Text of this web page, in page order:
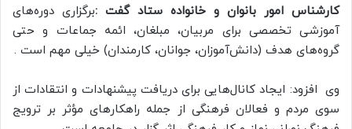
کارشناس امور بانوان و خانواده ستاد گفت :برگزاری دوره‌های
آموزشی تخصصی برای مربیان، مبلغان، ائمه جماعات و حتی
گروه‌های هدف (دانش‌آموزان، جوانان، کارمندان) خیلی مهم است .
وی افزود: ایجاد کانال‌هایی برای دریافت پیشنهادات و انتقادات از
سوی مردم و فعالان فرهنگی از جمله راهکارهای مؤثر بر ترویج